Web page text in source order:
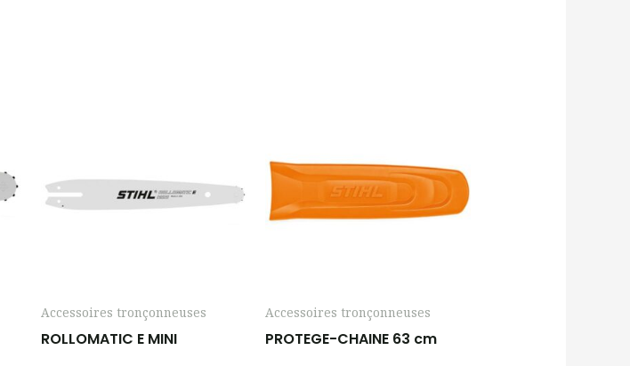
Accessoires tronçonneuses
ROLLOMATIC E MINI
Accessoires tronçonneuses
PROTEGE-CHAINE 63 cm